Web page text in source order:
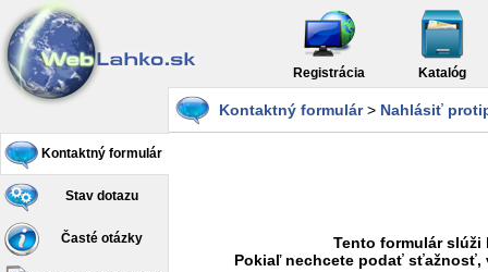
Registrácia Katalóg
Kontaktný formulár
Stav dotazu
Časté otázky
Kontaktný formulár> Nahlásiť
Tento formulár
Pokiaľ nechcete podať